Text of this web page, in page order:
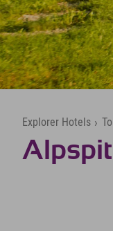
Explorer Hotels ›